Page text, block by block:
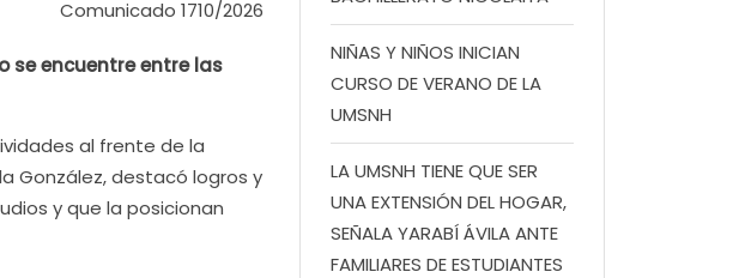
Comunicado 1710/2026
se encuentre entre las
al frente de la
González, destacó logros y
y que la posicionan
NIÑAS Y NIÑOS INICIAN
CURSO DE VERANO DE LA
UMSNH
LA UMSNH TIENE QUE SER
UNA EXTENSIÓN DEL HOGAR,
SEÑALA YARABÍ ÁVILA ANTE
FAMILIARES DE ESTUDIANTES